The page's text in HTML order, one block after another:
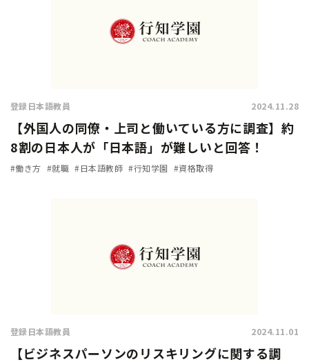
登録日本語教員 2024.11.28
【外国人の同僚・上司と働いている方に調査】約
8割の日本人が「日本語」が難しいと回答！
#働き方 #就職 #日本語教師 #行知学園 #資格取得
登録日本語教員 2024.11.01
【ビジネスパーソンのリスキリングに関する調